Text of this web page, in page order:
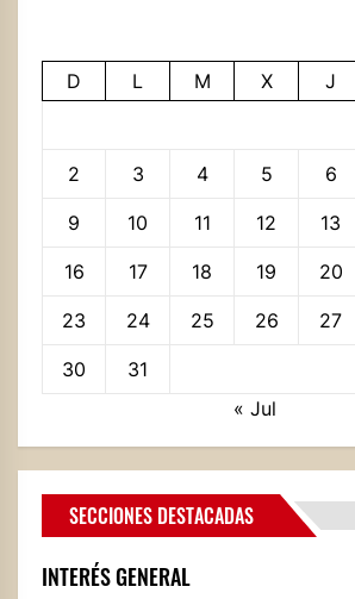
D L M X J
2 3 4 5 6
9 10 11 12 13
16 17 18 19 20
23 24 25 26 27
30
31
« Jul
SECCIONES DESTACADAS
INTERÉS GENERAL